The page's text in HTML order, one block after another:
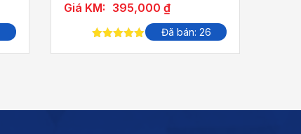
Giá KM: 395,000 ₫
5
Đã bán: 26